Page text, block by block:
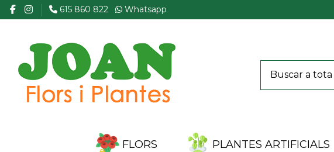
615 860 822 Whatsapp
FLORS PLANTES ARTIFICIALS